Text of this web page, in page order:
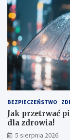
BEZPIECZEŃSTWO
Jak przetrwać
dla zdrowia!
5 sierpnia 2026